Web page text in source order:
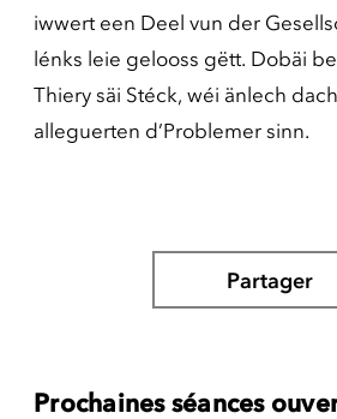
iwwert een Deel vun der
lénks leie gelooss gëtt. Dobäi
Thiery säi Stéck, wéi änlech
alleguerten d’Problemer sinn.
Partager
Prochaines séances